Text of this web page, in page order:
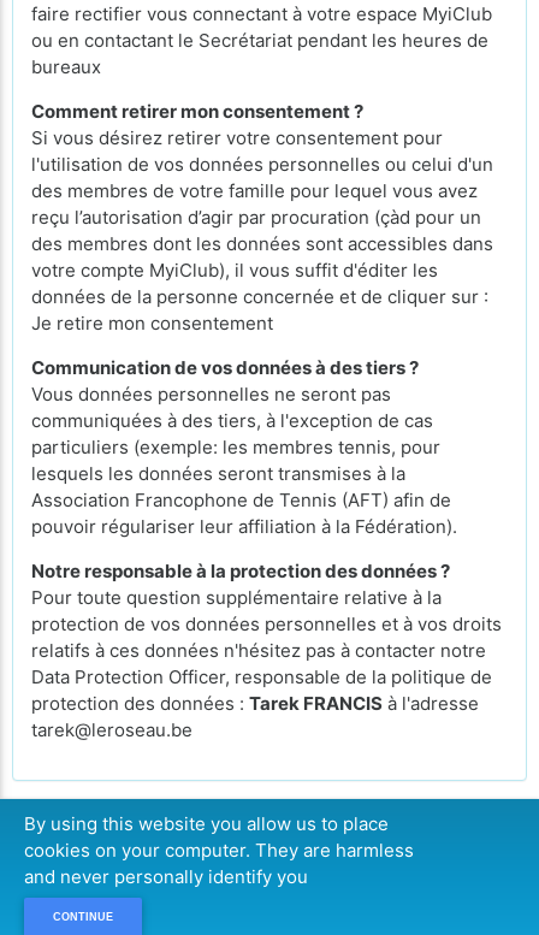
faire rectifier vous connectant à votre espace MyiClub
ou en contactant le Secrétariat pendant les heures de
bureaux
Comment retirer mon consentement ?
Si vous désirez retirer votre consentement pour
l'utilisation de vos données personnelles ou celui d'un
des membres de votre famille pour lequel vous avez
reçu l’autorisation d’agir par procuration (çàd pour un
des membres dont les données sont accessibles dans
votre compte MyiClub), il vous suffit d'éditer les
données de la personne concernée et de cliquer sur :
Je retire mon consentement
Communication de vos données à des tiers ?
Vous données personnelles ne seront pas
communiquées à des tiers, à l'exception de cas
particuliers (exemple: les membres tennis, pour
lesquels les données seront transmises à la
Association Francophone de Tennis (AFT) afin de
pouvoir régulariser leur affiliation à la Fédération).
Notre responsable à la protection des données ?
Pour toute question supplémentaire relative à la
protection de vos données personnelles et à vos droits
relatifs à ces données n'hésitez pas à contacter notre
Data Protection Officer, responsable de la politique de
protection des données : Tarek FRANCIS à l'adresse
tarek@leroseau.be
CONTINUER
By using this website you allow us to place
cookies on your computer. They are harmless
and never personally identify you
CONTINUE